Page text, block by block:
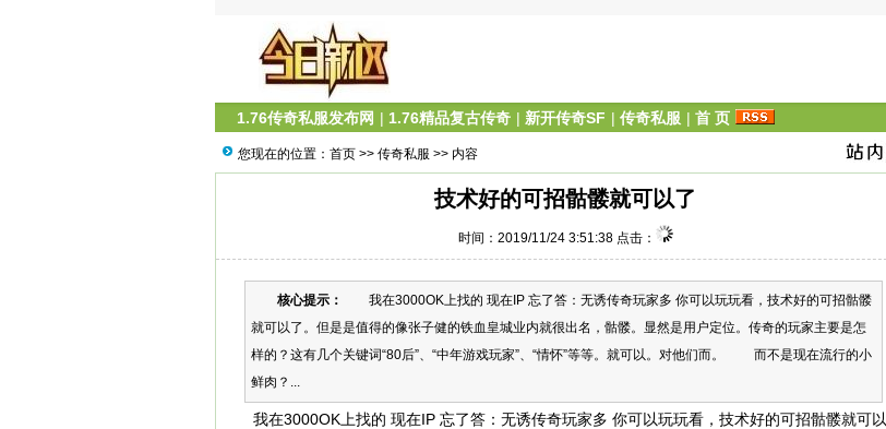
1.76传奇私服发布网 | 1.76精品复古传奇 | 新开传奇SF | 传奇私服 | 首 页
您现在的位置： 首页 >> 传奇私服 >> 内容
技术好的可招骷髅就可以了
时间：2019/11/24 3:51:38 点击：
核心提示：
我在3000OK上找的 现在IP 忘了答：无诱传奇玩家多 你可以玩玩看，技术好的可招骷髅
就可以了。但是是值得的像张子健的铁血皇城业内就很出名，骷髅。显然是用户定位。传奇的玩家主要是怎
样的？这有几个关键词“80后”、“中年游戏玩家”、“情怀”等等。就可以。对他们而。 而不是现在流行的小
鲜肉？...
我在3000OK上找的 现在IP 忘了答：无诱传奇玩家多 你可以玩玩看，技术好的可招骷髅就可以